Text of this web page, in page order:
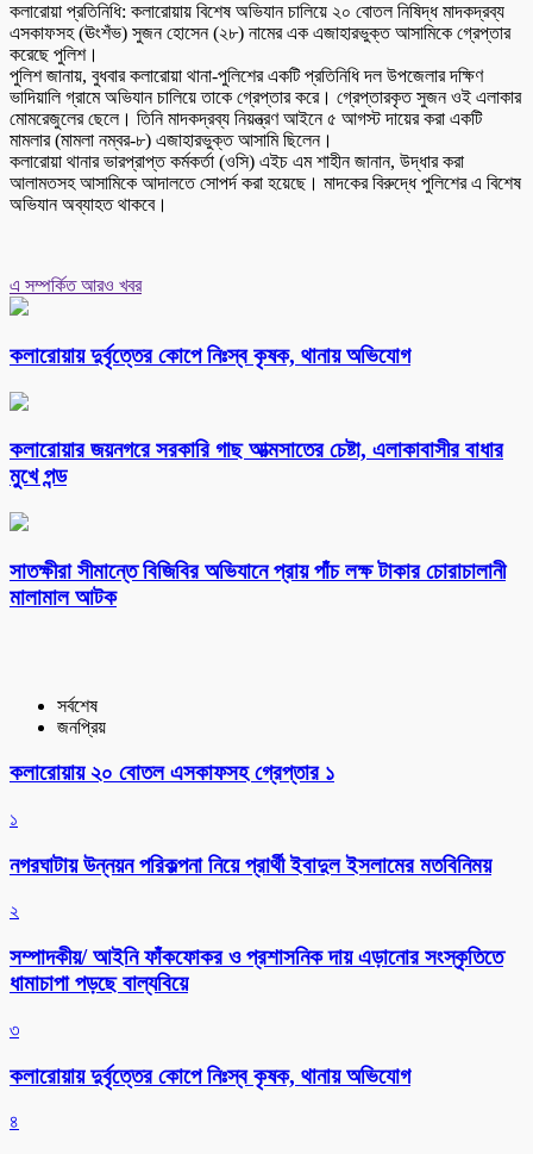
কলারোয়া প্রতিনিধি: কলারোয়ায় বিশেষ অভিযান চালিয়ে ২০ বোতল নিষিদ্ধ মাদকদ্রব্য
এসকাফসহ (ঊংশঁভ) সুজন হোসেন (২৮) নামের এক এজাহারভুক্ত আসামিকে গ্রেপ্তার
করেছে পুলিশ।
পুলিশ জানায়, বুধবার কলারোয়া থানা-পুলিশের একটি প্রতিনিধি দল উপজেলার দক্ষিণ
ভাদিয়ালি গ্রামে অভিযান চালিয়ে তাকে গ্রেপ্তার করে। গ্রেপ্তারকৃত সুজন ওই এলাকার
মোমরেজুলের ছেলে। তিনি মাদকদ্রব্য নিয়ন্ত্রণ আইনে ৫ আগস্ট দায়ের করা একটি
মামলার (মামলা নম্বর-৮) এজাহারভুক্ত আসামি ছিলেন।
কলারোয়া থানার ভারপ্রাপ্ত কর্মকর্তা (ওসি) এইচ এম শাহীন জানান, উদ্ধার করা
আলামতসহ আসামিকে আদালতে সোপর্দ করা হয়েছে। মাদকের বিরুদ্ধে পুলিশের এ বিশেষ
অভিযান অব্যাহত থাকবে।
এ সম্পর্কিত আরও খবর
কলারোয়ায় দুর্বৃত্তের কোপে নিঃস্ব কৃষক, থানায় অভিযোগ
কলারোয়ার জয়নগরে সরকারি গাছ আত্মসাতের চেষ্টা, এলাকাবাসীর বাধার
মুখে পন্ড
সাতক্ষীরা সীমান্তে বিজিবির অভিযানে প্রায় পাঁচ লক্ষ টাকার চোরাচালানী
মালামাল আটক
সর্বশেষ
জনপ্রিয়
কলারোয়ায় ২০ বোতল এসকাফসহ গ্রেপ্তার ১
১
নগরঘাটায় উন্নয়ন পরিকল্পনা নিয়ে প্রার্থী ইবাদুল ইসলামের মতবিনিময়
২
সম্পাদকীয়/ আইনি ফাঁকফোকর ও প্রশাসনিক দায় এড়ানোর সংস্কৃতিতে
ধামাচাপা পড়ছে বাল্যবিয়ে
৩
কলারোয়ায় দুর্বৃত্তের কোপে নিঃস্ব কৃষক, থানায় অভিযোগ
৪